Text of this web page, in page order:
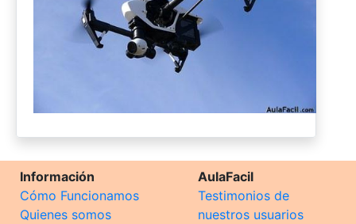
Información
Cómo Funcionamos
Quienes somos
AulaFacil
Testimonios de
nuestros usuarios